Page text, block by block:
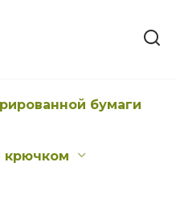
бумаги
крючком